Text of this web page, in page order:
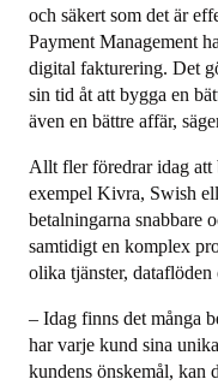
och säkert som det är
Payment Management
digital fakturering. Det
sin tid åt att bygga en
även en bättre affär,
Allt fler föredrar idag att
exempel Kivra, Swish
betalningarna snabbare
samtidigt en komplex
olika tjänster, dataflöden
– Idag finns det många
har varje kund sina
kundens önskemål, kan